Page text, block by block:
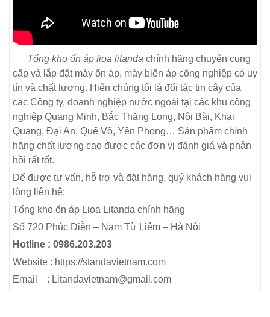
Tổng kho ổn áp lioa litanda chính hãng chuyên cung
cấp và lắp đặt máy ổn áp, máy biến áp công nghiệp có uy
tín và chất lượng. Hiện chúng tôi là đối tác tin cậy của
các Công ty, doanh nghiệp nước ngoài tại các khu công
nghiệp Quang Minh, Bắc Thăng Long, Nội Bài, Khai
Quang, Đại An, Quế Võ, Yên Phong… Sản phẩm chính
hãng chất lượng cao được các đơn vị đánh giá và phản
hồi rất tốt.
Để được tư vấn, hỗ trợ và đặt hàng, quý khách hàng vui
lòng liên hệ:
Tổng kho ổn áp Lioa Litanda chính hãng
Số 720 Phúc Diễn – Nam Từ Liêm – Hà Nội
Hotline : 0986.203.203
Website : https://standavietnam.com
Email : Litandavietnam@gmail.com